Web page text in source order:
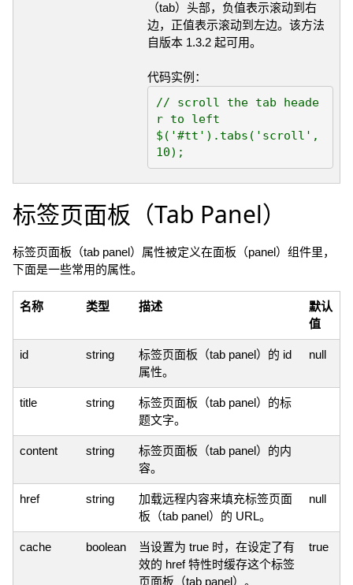
（tab）头部，负值表示滚动到右
边，正值表示滚动到左边。该方法
自版本 1.3.2 起可用。
代码实例：
// scroll the tab heade
r to left
$('#tt').tabs('scroll',
标签页面板（Tab Panel）
标签页面板（tab panel）属性被定义在面板（panel）组件里，
下面是一些常用的属性。
名称 类型 描述
默认
值
id string
标签页面板（tab panel）的 id
属性。
null
title string
标签页面板（tab panel）的标
题文字。
content string
标签页面板（tab panel）的内
容。
href string
加载远程内容来填充标签页面
板（tab panel）的 URL。
null
cache boolean
当设置为 true 时，在设定了有
效的 href 特性时缓存这个标签
页面板（tab panel）。
true